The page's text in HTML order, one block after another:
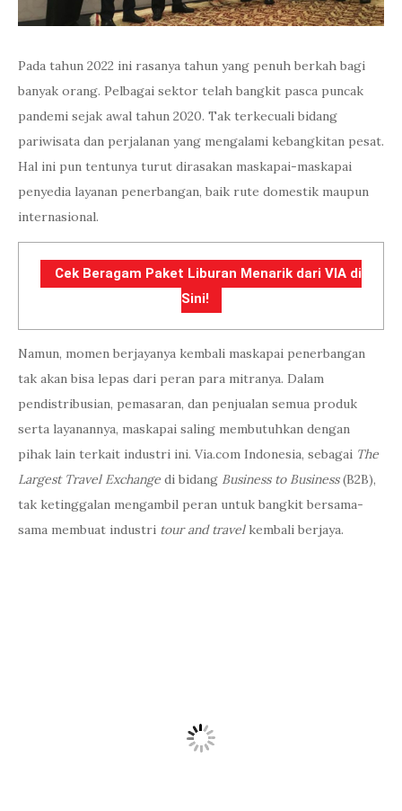
Pada tahun 2022 ini rasanya tahun yang penuh berkah bagi
banyak orang. Pelbagai sektor telah bangkit pasca puncak
pandemi sejak awal tahun 2020. Tak terkecuali bidang
pariwisata dan perjalanan yang mengalami kebangkitan pesat.
Hal ini pun tentunya turut dirasakan maskapai-maskapai
penyedia layanan penerbangan, baik rute domestik maupun
internasional.
Cek Beragam Paket Liburan Menarik dari VIA di
Sini!
Namun, momen berjayanya kembali maskapai penerbangan
tak akan bisa lepas dari peran para mitranya. Dalam
pendistribusian, pemasaran, dan penjualan semua produk
serta layanannya, maskapai saling membutuhkan dengan
pihak lain terkait industri ini. Via.com Indonesia, sebagai The
Largest Travel Exchange di bidang Business to Business(B2B),
tak ketinggalan mengambil peran untuk bangkit bersama-
sama membuat industri tour and travel kembali berjaya.